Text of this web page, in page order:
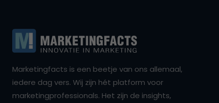
Marketingfacts is een beetje van ons allemaal,
iedere dag vers. Wij zijn hét platform voor
marketingprofessionals. Het zijn de insights,